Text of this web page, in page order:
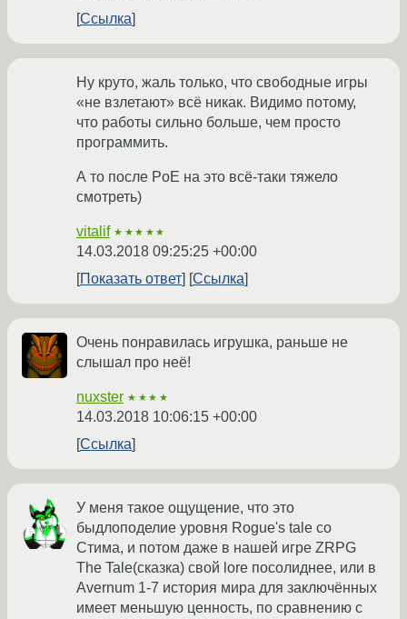
Ссылка
Ну круто, жаль только, что свободные игры
«не взлетают» всё никак. Видимо потому,
что работы сильно больше, чем просто
программить.
А то после PoE на это всё-таки тяжело
смотреть)
vitalif ★★★★★
14.03.2018 09:25:25 +00:00
Показать ответ
Ссылка
Очень понравилась игрушка, раньше не
слышал про неё!
nuxster ★★★★
14.03.2018 10:06:15 +00:00
Ссылка
У меня такое ощущение, что это
быдлоподелие уровня Rogue's tale со
Стима, и потом даже в нашей игре ZRPG
The Tale(сказка) свой lore посолиднее, или в
Avernum 1-7 история мира для заключённых
имеет меньшую ценность, по сравнению с